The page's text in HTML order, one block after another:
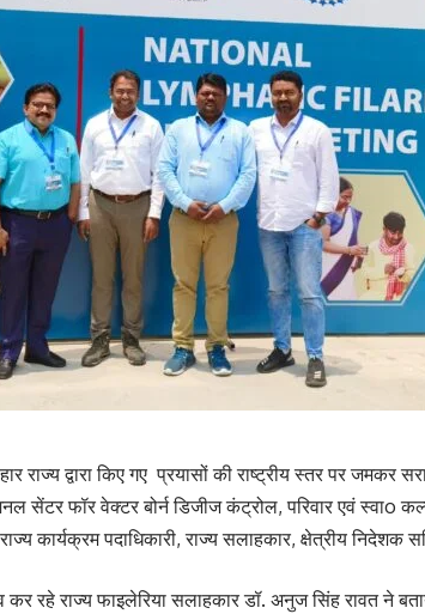
राज्य द्वारा किए गए प्रयासों की राष्ट्रीय स्तर पर जमकर
सेंटर फॉर वेक्टर बोर्न डिजीज कंट्रोल, परिवार एवं स्वाo
कार्यक्रम पदाधिकारी, राज्य सलाहकार, क्षेत्रीय निदेशक
रहे राज्य फाइलेरिया सलाहकार डॉ. अनुज सिंह रावत ने